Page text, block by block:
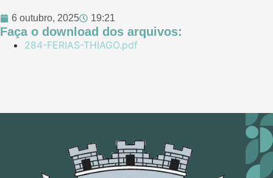
6 outubro, 2025 19:21
Faça o download dos arquivos:
284-FERIAS-THIAGO.pdf